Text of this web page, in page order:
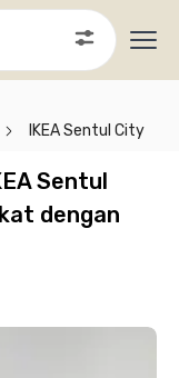
IKEA Sentul City
Sentul
dengan